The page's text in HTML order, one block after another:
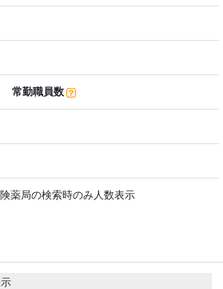
常勤職員数
薬局の検索時のみ人数表示